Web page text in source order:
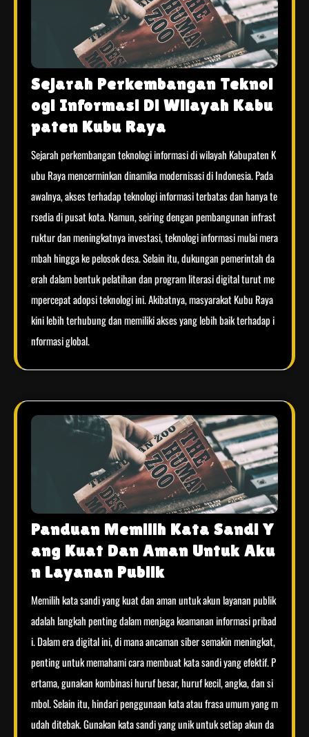
Sejarah Perkembangan Teknol
ogi Informasi Di Wilayah Kabu
paten Kubu Raya
Sejarah perkembangan teknologi informasi di wilayah Kabupaten K
ubu Raya mencerminkan dinamika modernisasi di Indonesia. Pada
awalnya, akses terhadap teknologi informasi terbatas dan hanya te
rsedia di pusat kota. Namun, seiring dengan pembangunan infrast
ruktur dan meningkatnya investasi, teknologi informasi mulai mera
mbah hingga ke pelosok desa. Selain itu, dukungan pemerintah da
erah dalam bentuk pelatihan dan program literasi digital turut me
mpercepat adopsi teknologi ini. Akibatnya, masyarakat Kubu Raya
kini lebih terhubung dan memiliki akses yang lebih baik terhadap i
nformasi global.
Panduan Memilih Kata Sandi Y
ang Kuat Dan Aman Untuk Aku
n Layanan Publik
Memilih kata sandi yang kuat dan aman untuk akun layanan publik
adalah langkah penting dalam menjaga keamanan informasi pribad
i. Dalam era digital ini, di mana ancaman siber semakin meningkat,
penting untuk memahami cara membuat kata sandi yang efektif. P
ertama, gunakan kombinasi huruf besar, huruf kecil, angka, dan si
mbol. Selain itu, hindari penggunaan kata atau frasa umum yang m
udah ditebak. Gunakan kata sandi yang unik untuk setiap akun da